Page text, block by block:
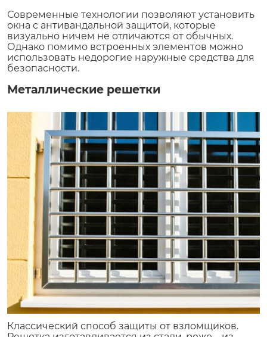
Современные технологии позволяют установить
окна с антивандальной защитой, которые
визуально ничем не отличаются от обычных.
Однако помимо встроенных элементов можно
использовать недорогие наружные средства для
безопасности.
Металлические решетки
Классический способ защиты от взломщиков.